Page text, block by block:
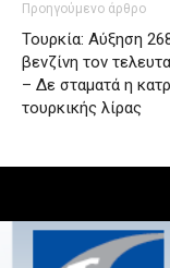
Προηγούμενο άρθρο
Τουρκία: Αύξηση
βενζίνη τον
– Δε σταματά η
τουρκικής λίρας